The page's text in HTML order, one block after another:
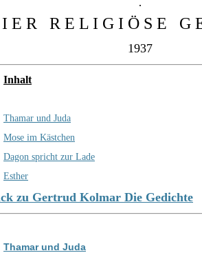
E R R E L I G I Ö S E G
1937
Inhalt
Thamar und Juda
Mose im Kästchen
Dagon spricht zur Lade
Esther
zu Gertrud Kolmar Die Gedichte
Thamar und Juda